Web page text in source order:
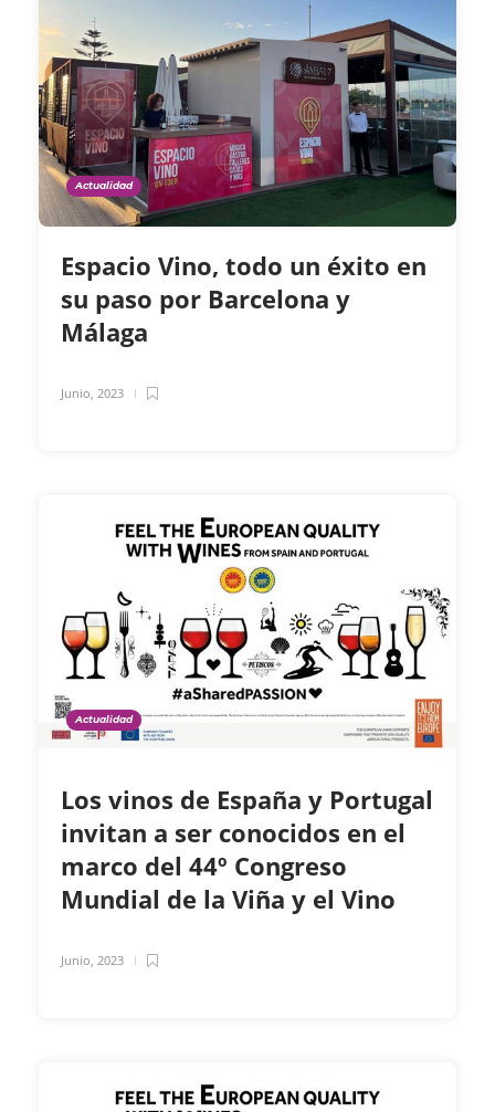
Actualidad
Espacio Vino, todo un éxito en
su paso por Barcelona y
Málaga
Junio, 2023
Actualidad
Los vinos de España y Portugal
invitan a ser conocidos en el
marco del 44º Congreso
Mundial de la Viña y el Vino
Junio, 2023